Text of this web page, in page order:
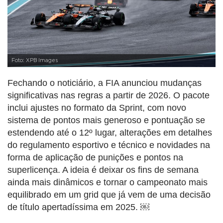
Foto: XPB Images
Fechando o noticiário, a FIA anunciou mudanças
significativas nas regras a partir de 2026. O pacote
inclui ajustes no formato da Sprint, com novo
sistema de pontos mais generoso e pontuação se
estendendo até o 12º lugar, alterações em detalhes
do regulamento esportivo e técnico e novidades na
forma de aplicação de punições e pontos na
superlicença. A ideia é deixar os fins de semana
ainda mais dinâmicos e tornar o campeonato mais
equilibrado em um grid que já vem de uma decisão
de título apertadíssima em 2025. ￼